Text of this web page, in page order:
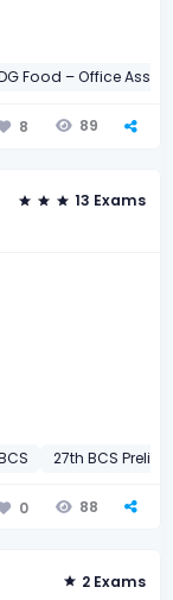
Food – Office
8 89
13 Exams
27th BCS Preli-
0 88
2 Exams